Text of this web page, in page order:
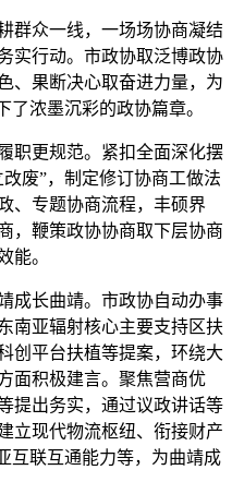
众一线，一场场协商凝结
实行动。市政协取泛博政协
、果断决心取奋进力量，为
了浓墨沉彩的政协篇章。
更规范。紧扣全面深化摆
废”，制定修订协商工做法
、专题协商流程，丰硕界
，鞭策政协协商取下层协商
能。
长曲靖。市政协自动办事
南亚辐射核心主要支持区扶
创平台扶植等提案，环绕大
面积极建言。聚焦营商优
提出务实，通过议政讲话等
立现代物流枢纽、衔接财产
互联互通能力等，为曲靖成